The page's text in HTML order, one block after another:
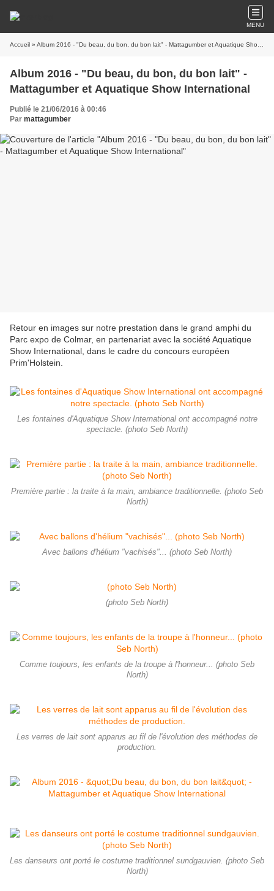
MENU
Accueil » Album 2016 - "Du beau, du bon, du bon lait" - Mattagumber et Aquatique Show International
Album 2016 - "Du beau, du bon, du bon lait" -
Mattagumber et Aquatique Show International
Publié le 21/06/2016 à 00:46
Par mattagumber
Retour en images sur notre prestation dans le grand amphi du
Parc expo de Colmar, en partenariat avec la société Aquatique
Show International, dans le cadre du concours européen
Prim'Holstein.
Les fontaines d'Aquatique Show International ont accompagné notre
spectacle. (photo Seb North)
Première partie : la traite à la main, ambiance traditionnelle. (photo Seb
North)
Avec ballons d'hélium "vachisés"... (photo Seb North)
(photo Seb North)
Comme toujours, les enfants de la troupe à l'honneur... (photo Seb
North)
Les verres de lait sont apparus au fil de l'évolution des méthodes de
production.
Les danseurs ont porté le costume traditionnel sundgauvien. (photo Seb
North)